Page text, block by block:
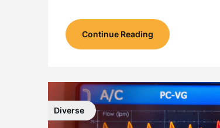
Continue Reading
Diverse